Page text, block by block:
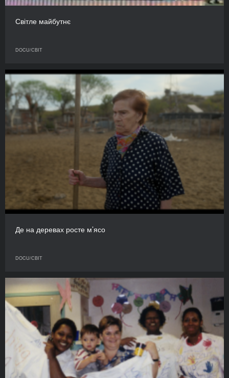
Світле майбутнє
DOCU/СВІТ
Де на деревах росте м’ясо
DOCU/СВІТ